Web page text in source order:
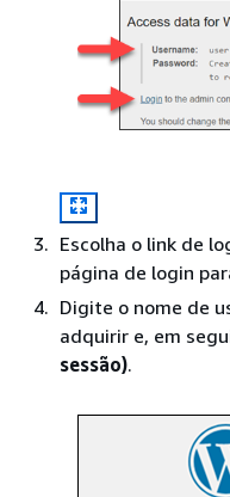
Escolha o link de
página de login
Digite o nome de
adquirir e, em
sessão).